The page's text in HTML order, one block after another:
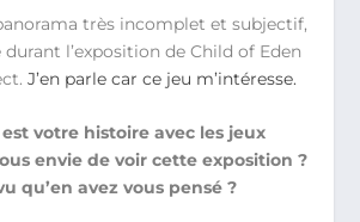
très incomplet et subjectif,
durant l’exposition de Child of Eden
J’en parle car ce jeu m’intéresse.
votre histoire avec les jeux
envie de voir cette exposition ?
qu’en avez vous pensé ?